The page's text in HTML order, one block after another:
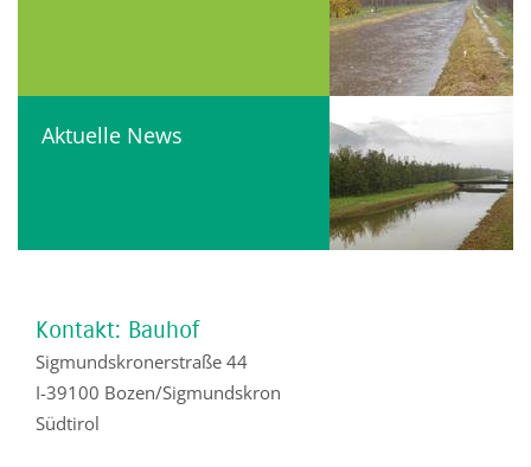
Aktuelle News
Kontakt: Bauhof
Sigmundskronerstraße 44
I-39100 Bozen/Sigmundskron
Südtirol